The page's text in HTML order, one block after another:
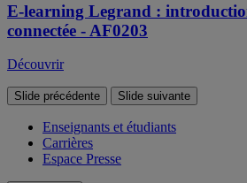
E-learning Legrand :
connectée - AF0203
Découvrir
Slide précédente Slide suivante
Enseignants et étudiants
Carrières
Espace Presse